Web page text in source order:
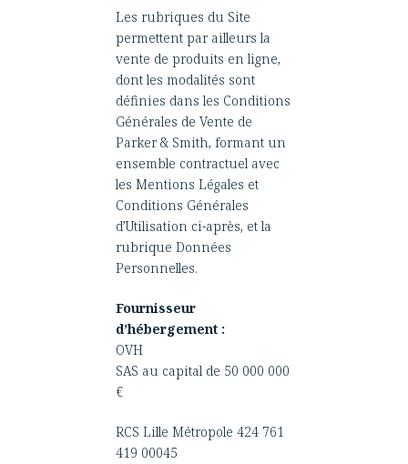
Les rubriques du Site
permettent par ailleurs la
vente de produits en ligne,
dont les modalités sont
définies dans les Conditions
Générales de Vente de
Parker & Smith, formant un
ensemble contractuel avec
les Mentions Légales et
Conditions Générales
d’Utilisation ci-après, et la
rubrique Données
Personnelles.
Fournisseur
d’hébergement :
OVH
SAS au capital de 50 000 000
€
RCS Lille Métropole 424 761
419 00045